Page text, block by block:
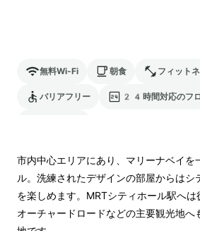
無料Wi-Fi 朝食 フィット
バリアフリー 24時間対応のフ
市内中心エリアにあり、マリーナベイ
ル。洗練されたデザインの部屋からはシ
を楽しめます。MRTシティホール駅へ
オーチャードロードなどの主要観光地へ